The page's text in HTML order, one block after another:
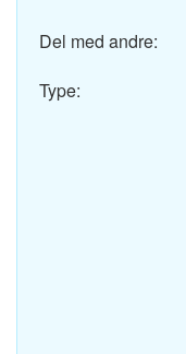
Del med andre:
Type: